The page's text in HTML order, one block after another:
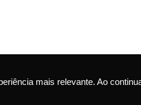
mais relevante. Ao